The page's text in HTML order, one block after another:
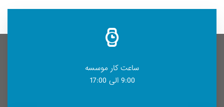
ساعت کار موسسه
9:00 الی 17:00